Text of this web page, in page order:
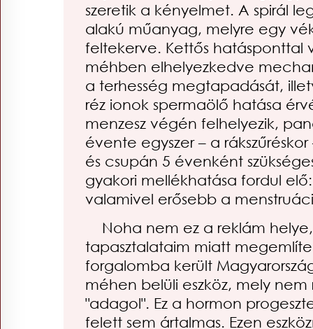
szeretik a kényelmet. A spirál
alakú műanyag, melyre egy
feltekerve. Kettős hatásponttal
méhben elhelyezkedve
a terhesség megtapadását,
réz ionok spermaölő hatása
menzesz végén felhelyezik,
évente egyszer – a
és csupán 5 évenként
gyakori mellékhatása fordul
valamivel erősebb a
Noha nem ez a reklám
tapasztalataim miatt
forgalomba került
méhen belüli eszköz, mely
"adagol". Ez a hormon
felett sem ártalmas. Ezen